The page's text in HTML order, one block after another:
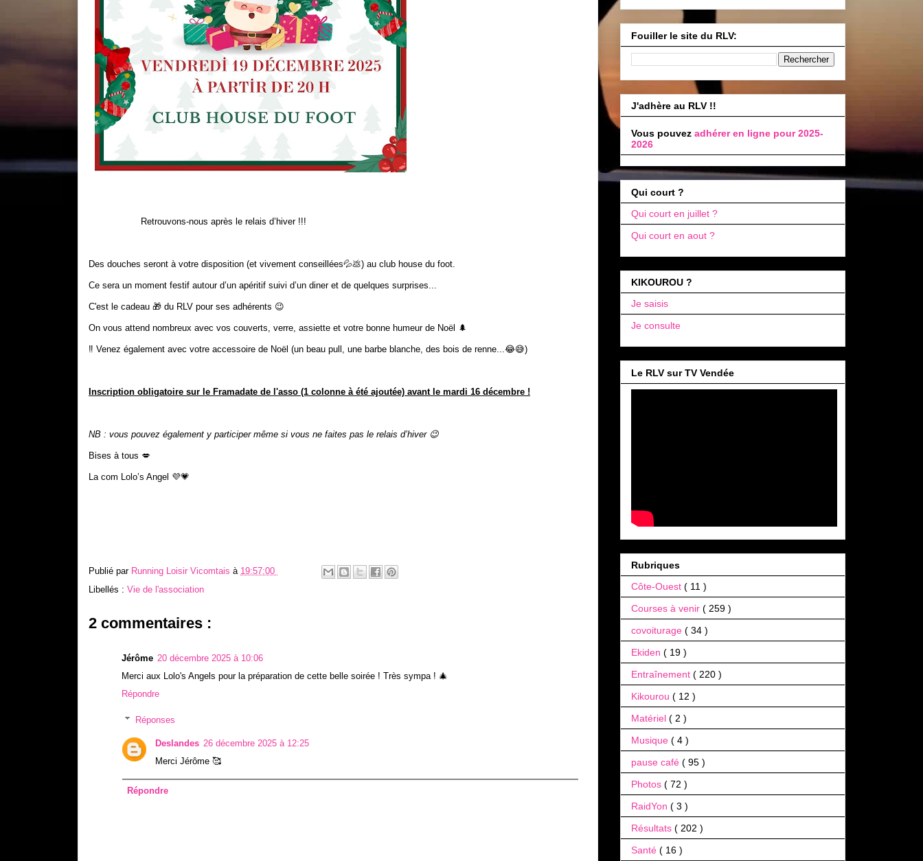
Retrouvons-nous après le relais d’hiver !!!
Des douches seront à votre disposition (et vivement conseillées💦💩) au club house du foot.
Ce sera un moment festif autour d’un apéritif suivi d’un diner et de quelques surprises...
C'est le cadeau 🎁 du RLV pour ses adhérents 😉
On vous attend nombreux avec vos couverts, verre, assiette et votre bonne humeur de Noël 🌲
‼️ Venez également avec votre accessoire de Noël (un beau pull, une barbe blanche, des bois de renne...😂😅)
Inscription obligatoire sur le Framadate de l'asso (1 colonne à été ajoutée) avant le mardi 16 décembre !
NB : vous pouvez également y participer même si vous ne faites pas le relais d’hiver 😉
Bises à tous 💋
La com Lolo’s Angel 💜💗
Publié par Running Loisir Vicomtais à 19:57:00
Libellés : Vie de l'association
2 commentaires :
Jérôme 20 décembre 2025 à 10:06
Merci aux Lolo's Angels pour la préparation de cette belle soirée ! Très sympa ! 🎄
Répondre
Réponses
Deslandes 26 décembre 2025 à 12:25
Merci Jérôme 🥰
Répondre
Fouiller le site du RLV:
J'adhère au RLV !!
Vous pouvez adhérer en ligne pour 2025-
2026
Qui court ?
Qui court en juillet ?
Qui court en aout ?
KIKOUROU ?
Je saisis
Je consulte
Le RLV sur TV Vendée
Rubriques
Côte-Ouest ( 11 )
Courses à venir ( 259 )
covoiturage ( 34 )
Ekiden ( 19 )
Entraînement ( 220 )
Kikourou ( 12 )
Matériel ( 2 )
Musique ( 4 )
pause café ( 95 )
Photos ( 72 )
RaidYon ( 3 )
Résultats ( 202 )
Santé ( 16 )